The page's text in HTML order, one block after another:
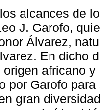
alcances de
J. Garofo,
Álvarez,
En dicho
africano
por Garofo
gran